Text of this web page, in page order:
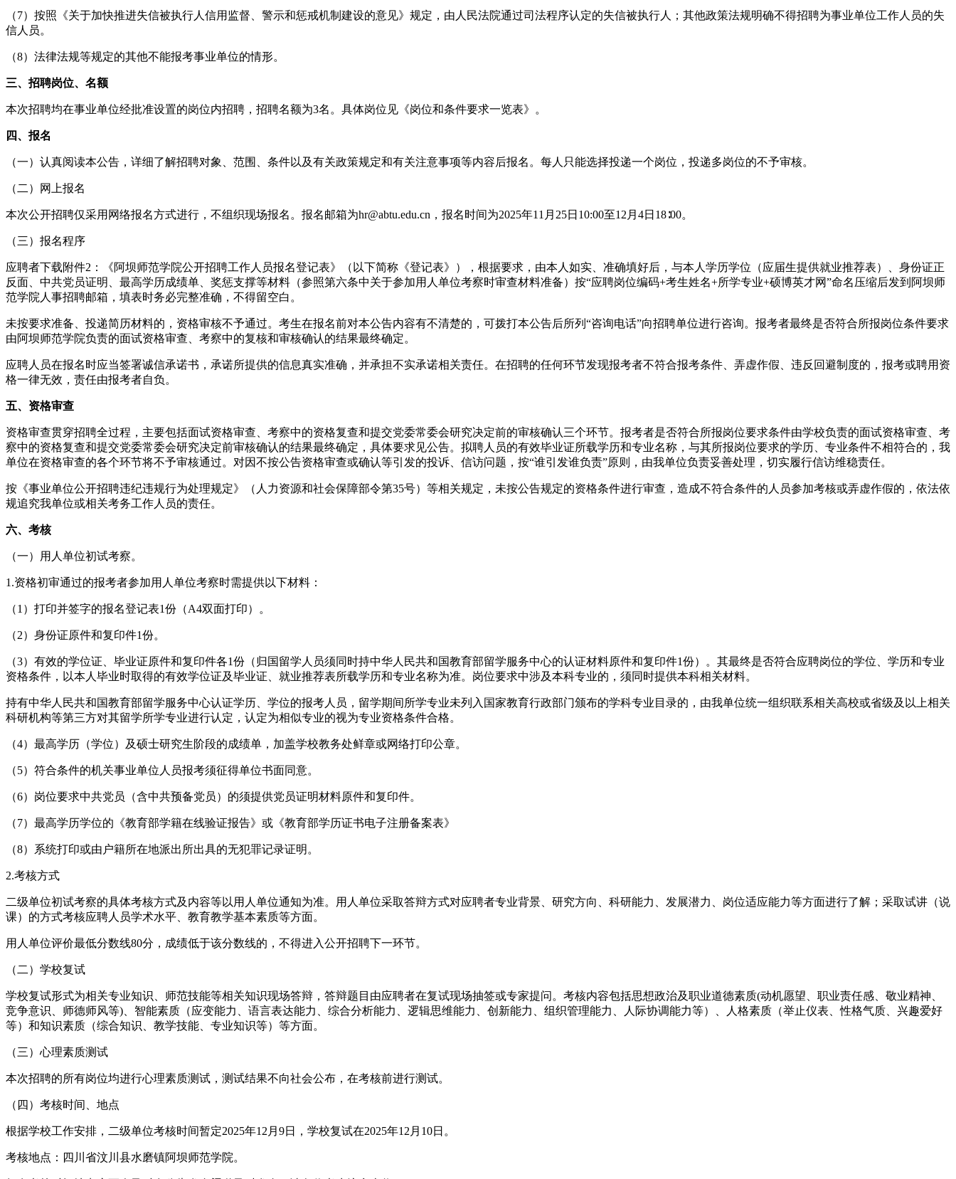
（7）按照《关于加快推进失信被执行人信用监督、警示和惩戒机制建设的意见》规定，由人民法院通过司法程序认定的失信被执行人；其他政策法规明确不得招聘为事业单位工作人员的失
信人员。
（8）法律法规等规定的其他不能报考事业单位的情形。
三、招聘岗位、名额
本次招聘均在事业单位经批准设置的岗位内招聘，招聘名额为3名。具体岗位见《岗位和条件要求一览表》。
四、报名
（一）认真阅读本公告，详细了解招聘对象、范围、条件以及有关政策规定和有关注意事项等内容后报名。每人只能选择投递一个岗位，投递多岗位的不予审核。
（二）网上报名
本次公开招聘仅采用网络报名方式进行，不组织现场报名。报名邮箱为hr@abtu.edu.cn，报名时间为2025年11月25日10:00至12月4日18∶00。
（三）报名程序
应聘者下载附件2：《阿坝师范学院公开招聘工作人员报名登记表》（以下简称《登记表》），根据要求，由本人如实、准确填好后，与本人学历学位（应届生提供就业推荐表）、身份证正
反面、中共党员证明、最高学历成绩单、奖惩支撑等材料（参照第六条中关于参加用人单位考察时审查材料准备）按“应聘岗位编码+考生姓名+所学专业+硕博英才网”命名压缩后发到阿坝师
范学院人事招聘邮箱，填表时务必完整准确，不得留空白。
未按要求准备、投递简历材料的，资格审核不予通过。考生在报名前对本公告内容有不清楚的，可拨打本公告后所列“咨询电话”向招聘单位进行咨询。报考者最终是否符合所报岗位条件要求
由阿坝师范学院负责的面试资格审查、考察中的复核和审核确认的结果最终确定。
应聘人员在报名时应当签署诚信承诺书，承诺所提供的信息真实准确，并承担不实承诺相关责任。在招聘的任何环节发现报考者不符合报考条件、弄虚作假、违反回避制度的，报考或聘用资
格一律无效，责任由报考者自负。
五、资格审查
资格审查贯穿招聘全过程，主要包括面试资格审查、考察中的资格复查和提交党委常委会研究决定前的审核确认三个环节。报考者是否符合所报岗位要求条件由学校负责的面试资格审查、考
察中的资格复查和提交党委常委会研究决定前审核确认的结果最终确定，具体要求见公告。拟聘人员的有效毕业证所载学历和专业名称，与其所报岗位要求的学历、专业条件不相符合的，我
单位在资格审查的各个环节将不予审核通过。对因不按公告资格审查或确认等引发的投诉、信访问题，按“谁引发谁负责”原则，由我单位负责妥善处理，切实履行信访维稳责任。
按《事业单位公开招聘违纪违规行为处理规定》（人力资源和社会保障部令第35号）等相关规定，未按公告规定的资格条件进行审查，造成不符合条件的人员参加考核或弄虚作假的，依法依
规追究我单位或相关考务工作人员的责任。
六、考核
（一）用人单位初试考察。
1.资格初审通过的报考者参加用人单位考察时需提供以下材料：
（1）打印并签字的报名登记表1份（A4双面打印）。
（2）身份证原件和复印件1份。
（3）有效的学位证、毕业证原件和复印件各1份（归国留学人员须同时持中华人民共和国教育部留学服务中心的认证材料原件和复印件1份）。其最终是否符合应聘岗位的学位、学历和专业
资格条件，以本人毕业时取得的有效学位证及毕业证、就业推荐表所载学历和专业名称为准。岗位要求中涉及本科专业的，须同时提供本科相关材料。
持有中华人民共和国教育部留学服务中心认证学历、学位的报考人员，留学期间所学专业未列入国家教育行政部门颁布的学科专业目录的，由我单位统一组织联系相关高校或省级及以上相关
科研机构等第三方对其留学所学专业进行认定，认定为相似专业的视为专业资格条件合格。
（4）最高学历（学位）及硕士研究生阶段的成绩单，加盖学校教务处鲜章或网络打印公章。
（5）符合条件的机关事业单位人员报考须征得单位书面同意。
（6）岗位要求中共党员（含中共预备党员）的须提供党员证明材料原件和复印件。
（7）最高学历学位的《教育部学籍在线验证报告》或《教育部学历证书电子注册备案表》
（8）系统打印或由户籍所在地派出所出具的无犯罪记录证明。
2.考核方式
二级单位初试考察的具体考核方式及内容等以用人单位通知为准。用人单位采取答辩方式对应聘者专业背景、研究方向、科研能力、发展潜力、岗位适应能力等方面进行了解；采取试讲（说
课）的方式考核应聘人员学术水平、教育教学基本素质等方面。
用人单位评价最低分数线80分，成绩低于该分数线的，不得进入公开招聘下一环节。
（二）学校复试
学校复试形式为相关专业知识、师范技能等相关知识现场答辩，答辩题目由应聘者在复试现场抽签或专家提问。考核内容包括思想政治及职业道德素质(动机愿望、职业责任感、敬业精神、
竞争意识、师德师风等)、智能素质（应变能力、语言表达能力、综合分析能力、逻辑思维能力、创新能力、组织管理能力、人际协调能力等）、人格素质（举止仪表、性格气质、兴趣爱好
等）和知识素质（综合知识、教学技能、专业知识等）等方面。
（三）心理素质测试
本次招聘的所有岗位均进行心理素质测试，测试结果不向社会公布，在考核前进行测试。
（四）考核时间、地点
根据学校工作安排，二级单位考核时间暂定2025年12月9日，学校复试在2025年12月10日。
考核地点：四川省汶川县水磨镇阿坝师范学院。